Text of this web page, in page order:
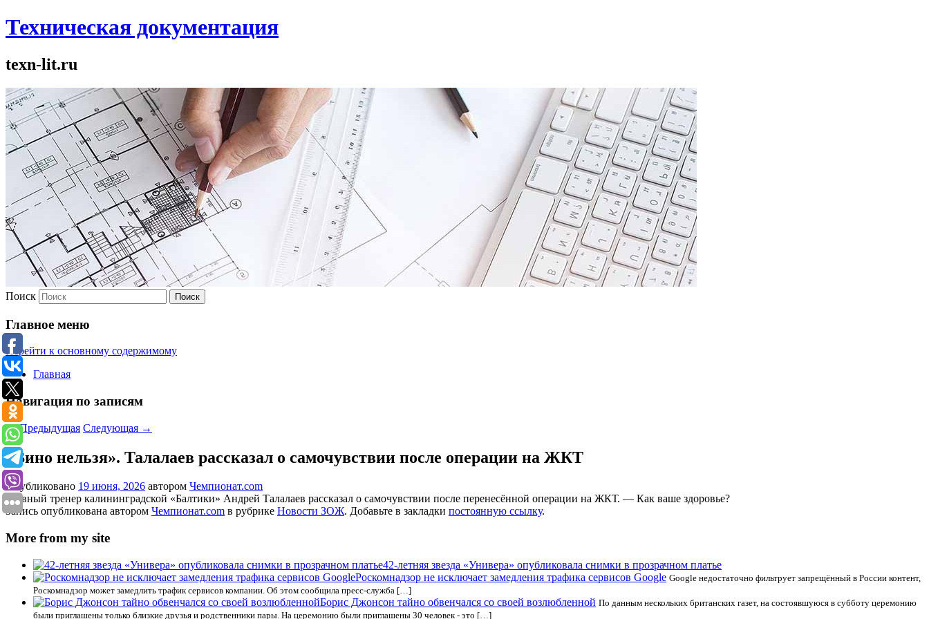
Техническая документация
texn-lit.ru
Поиск
Главное меню
Перейти к основному содержимому
Главная
Навигация по записям
←Предыдущая Следующая →
«Вино нельзя». Талалаев рассказал о самочувствии после операции на ЖКТ
Опубликовано 19 июня, 2026 автором Чемпионат.com
Главный тренер калининградской «Балтики» Андрей Талалаев рассказал о самочувствии после перенесённой операции на ЖКТ. — Как ваше здоровье?
Запись опубликована автором Чемпионат.com в рубрике Новости ЗОЖ. Добавьте в закладки постоянную ссылку.
More from my site
42-летняя звезда «Универа» опубликовала снимки в прозрачном платье
Роскомнадзор не исключает замедления трафика сервисов Google Google недостаточно фильтрует запрещённый в России контент,
Роскомнадзор может замедлить трафик сервисов компании. Об этом сообщила пресс-служба […]
Борис Джонсон тайно обвенчался со своей возлюбленной По данным нескольких британских газет, на состоявшуюся в субботу церемонию
были приглашены только близкие друзья и родственники пары. На церемонию были приглашены 30 человек - это […]